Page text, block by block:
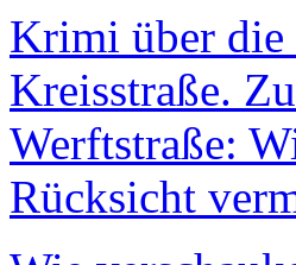
Krimi über die
Kreisstraße.
Werftstraße:
Rücksicht